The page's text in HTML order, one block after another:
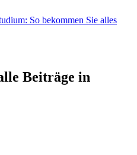
So bekommen Sie alles
Beiträge in